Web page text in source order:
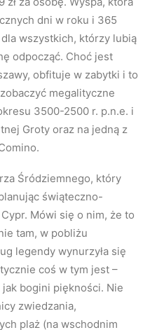
dni w roku i 365
wszystkich, którzy lubią
odpocząć. Choć jest
obfituje w zabytki i to
megalityczne
3500-2500 r. p.n.e. i
Groty oraz na jedną z
Śródziemnego, który
świąteczno-
Mówi się o nim, że to
tam, w pobliżu
legendy wynurzyła się
coś w tym jest –
bogini piękności. Nie
zwiedzania,
plaż (na wschodnim